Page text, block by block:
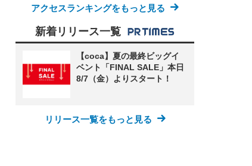
アクセスランキングをもっと見る
新着リリース一覧
【coca】夏の最終ビッグイ
ベント「FINAL SALE」本日
8/7（金）よりスタート！
リリース一覧をもっと見る